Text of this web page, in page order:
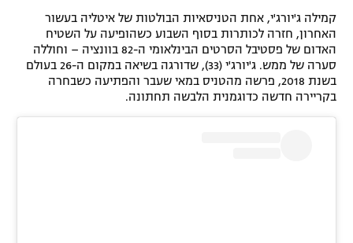
תקנון עבור פעילות אלקטרה
תקנון עבור פעילות ספורט 1 – "מרלן"
טניס
גיימינג E-Sports
תנאי שימוש
פוטבול אמריקאי NFL
בייסבול MLB
ספורט אתגרי ואקסטרים
קמילה ג'יורג'י, אחת הטניסאיות הבולטות של איטליה בעשור
האחרון, חזרה לכותרות בסוף השבוע כשהופיעה על השטיח
האדום של פסטיבל הסרטים הבינלאומי ה-82 בוונציה – וחוללה
סערה של ממש. ג'יורג'י (33), שדורגה בשיאה במקום ה-26 בעולם
בשנת 2018, פרשה מהטניס במאי שעבר והפתיעה כשבחרה
בקריירה חדשה כדוגמנית הלבשה תחתונה.